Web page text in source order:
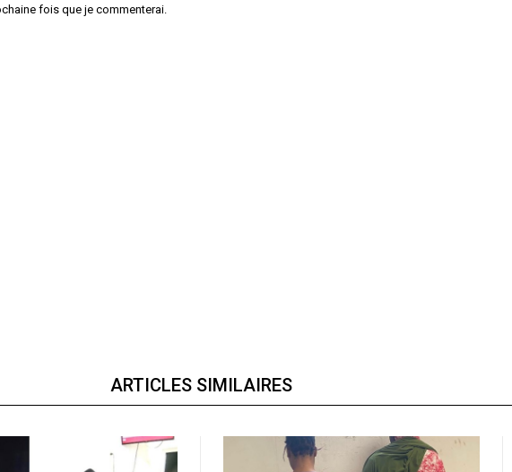
fois que je commenterai.
ARTICLES SIMILAIRES